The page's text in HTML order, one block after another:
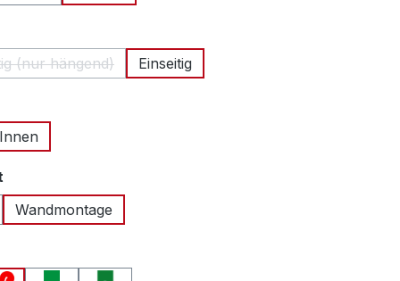
(nur hängend)
(Diese Option ist zurzeit nicht verfügbar.)
Einseitig
Innen
Wandmontage